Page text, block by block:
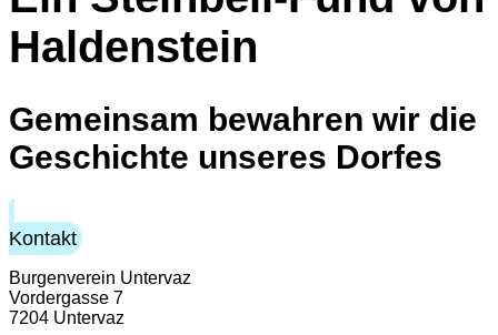
Haldenstein
Gemeinsam bewahren wir die
Geschichte unseres Dorfes
Kontakt
Burgenverein Untervaz
Vordergasse 7
7204 Untervaz